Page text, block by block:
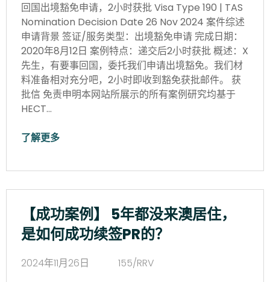
回国出境豁免申请，2小时获批 Visa Type 190 | TAS
Nomination Decision Date 26 Nov 2024 案件综述
申请背景 签证/服务类型：出境豁免申请 完成日期：
2020年8月12日 案例特点：递交后2小时获批 概述：X
先生，有要事回国，委托我们申请出境豁免。我们材
料准备相对充分吧，2小时即收到豁免获批邮件。 获
批信 免责申明本网站所展示的所有案例研究均基于
HECT…
了解更多
【成功案例】 5年都没来澳居住，
是如何成功续签PR的？
2024年11月26日
155/RRV